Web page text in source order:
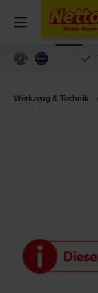
Menü
Werkzeug & Technik